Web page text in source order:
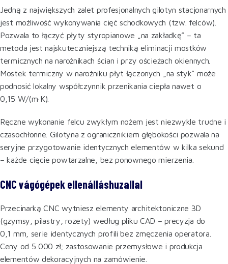
Jedną z największych zalet profesjonalnych gilotyn stacjonarnych
jest możliwość wykonywania cięć schodkowych (tzw. felców).
Pozwala to łączyć płyty styropianowe „na zakładkę” – ta
metoda jest najskuteczniejszą techniką eliminacji mostków
termicznych na narożnikach ścian i przy ościeżach okiennych.
Mostek termiczny w narożniku płyt łączonych „na styk” może
podnosić lokalny współczynnik przenikania ciepła nawet o
0,15 W/(m·K).
Ręczne wykonanie felcu zwykłym nożem jest niezwykle trudne i
czasochłonne. Gilotyna z ogranicznikiem głębokości pozwala na
seryjne przygotowanie identycznych elementów w kilka sekund
– każde cięcie powtarzalne, bez ponownego mierzenia.
CNC vágógépek ellenálláshuzallal
Przecinarką CNC wytniesz elementy architektoniczne 3D
(gzymsy, pilastry, rozety) według pliku CAD – precyzja do
0,1 mm, serie identycznych profili bez zmęczenia operatora.
Ceny od 5 000 zł; zastosowanie przemysłowe i produkcja
elementów dekoracyjnych na zamówienie.